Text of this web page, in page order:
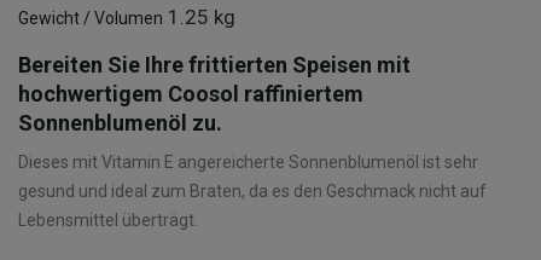
Gewicht / Volumen 1.25 kg
Bereiten Sie Ihre frittierten Speisen mit
hochwertigem Coosol raffiniertem
Sonnenblumenöl zu.
Dieses mit Vitamin E angereicherte Sonnenblumenöl ist sehr
gesund und ideal zum Braten, da es den Geschmack nicht auf
Lebensmittel überträgt.